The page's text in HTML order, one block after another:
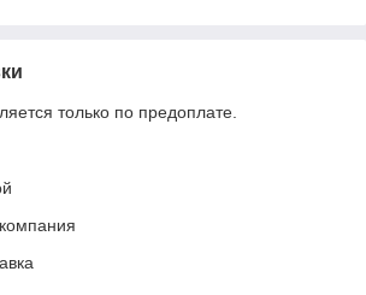
только по предоплате.